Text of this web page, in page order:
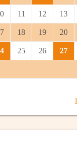
11 12 13
18 19 20
25 26 27